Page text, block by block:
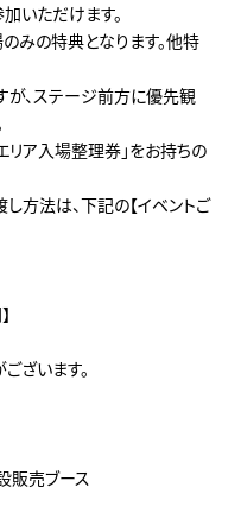
いただけます。
みの特典となります。他特
が、ステージ前方に優先観
ア入場整理券」をお持ちの
方法は、下記の【イベントご
ざいます。
販売ブース